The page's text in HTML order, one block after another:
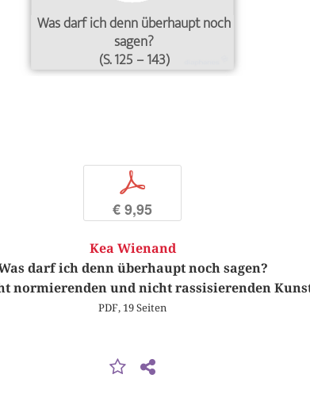
Was darf ich denn überhaupt noch
sagen?
(S. 125 – 143)
p
€ 9,95
Kea Wienand
darf ich denn überhaupt noch sagen?
normierenden und nicht rassisierenden
PDF, 19 Seiten